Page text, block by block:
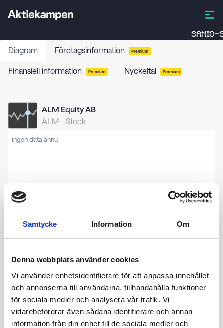
Samtycke Information Om
Denna webbplats använder cookies
Vi använder enhetsidentifierare för att anpassa innehållet
och annonserna till användarna, tillhandahålla funktioner
för sociala medier och analysera vår trafik. Vi
vidarebefordrar även sådana identifierare och annan
information från din enhet till de sociala medier och
SANIO-S
Diagram Företagsinformation Premium
Finansiell information Premium Nyckeltal Premium
ALM Equity AB
ALM - Stock
ingen data ännu
24t 7d 1m 3m 1å 5å